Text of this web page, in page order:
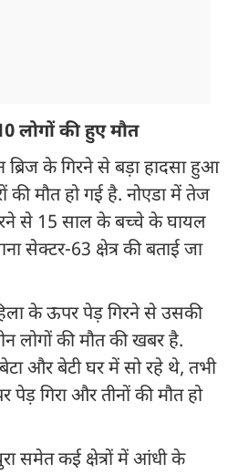
लोगों की हुए मौत
ब्रिज के गिरने से बड़ा हादसा हुआ
मौत हो गई है. नोएडा में तेज
से 15 साल के बच्चे के घायल
सेक्टर-63 क्षेत्र की बताई जा
के ऊपर पेड़ गिरने से उसकी
लोगों की मौत की खबर है.
और बेटी घर में सो रहे थे, तभी
गिरा और तीनों की मौत हो
समेत कई क्षेत्रों में आंधी के